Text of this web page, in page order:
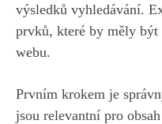
výsledků vyhledávání.
prvků, které by měly
webu.
Prvním krokem je
jsou relevantní pro